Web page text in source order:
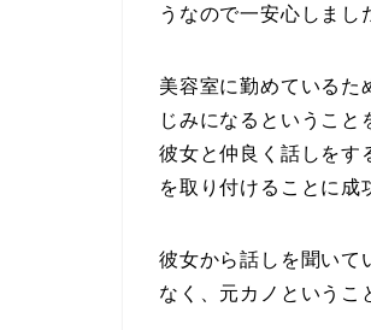
うなので一安心しまし
美容室に勤めているた
じみになるということ
彼女と仲良く話しをす
を取り付けることに成
彼女から話しを聞いて
なく、元カノというこ